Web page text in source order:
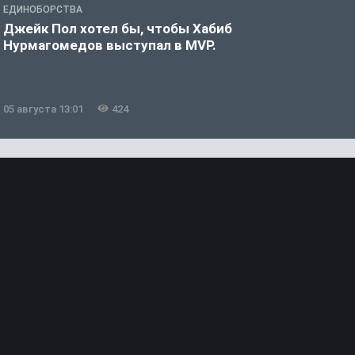
ЕДИНОБОРСТВА
Джейк Пол хотел бы, чтобы Хабиб
Нурмагомедов выступал в MVP.
05 августа 13:01 424